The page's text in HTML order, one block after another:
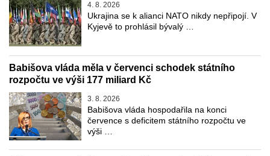
4. 8. 2026
Ukrajina se k alianci NATO nikdy nepřipojí. V
Kyjevě to prohlásil bývalý …
Babišova vláda měla v červenci schodek státního
rozpočtu ve výši 177 miliard Kč
3. 8. 2026
Babišova vláda hospodařila na konci
července s deficitem státního rozpočtu ve
výši …